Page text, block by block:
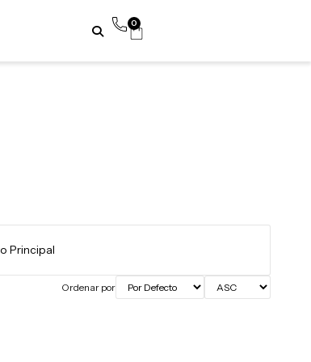
0
Ordenar por